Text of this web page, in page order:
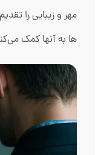
مهر و زیبایی را
ها به آنها کمک